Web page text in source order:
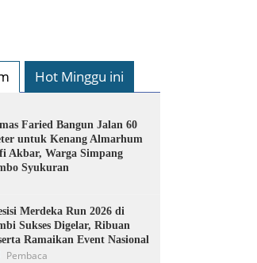
Hot Minggu ini
Faried Bangun Jalan 60
untuk Kenang Almarhum
Akbar, Warga Simpang
Syukuran
Merdeka Run 2026 di
Sukses Digelar, Ribuan
Ramaikan Event Nasional
Pembaca